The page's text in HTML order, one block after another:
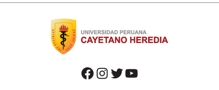
facebook instagram twitter youtube